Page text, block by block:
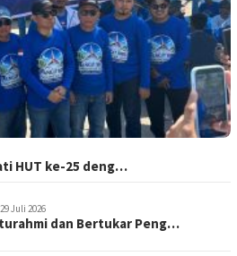
HUT ke-25 deng…
29 Juli 2026
dan Bertukar Peng…